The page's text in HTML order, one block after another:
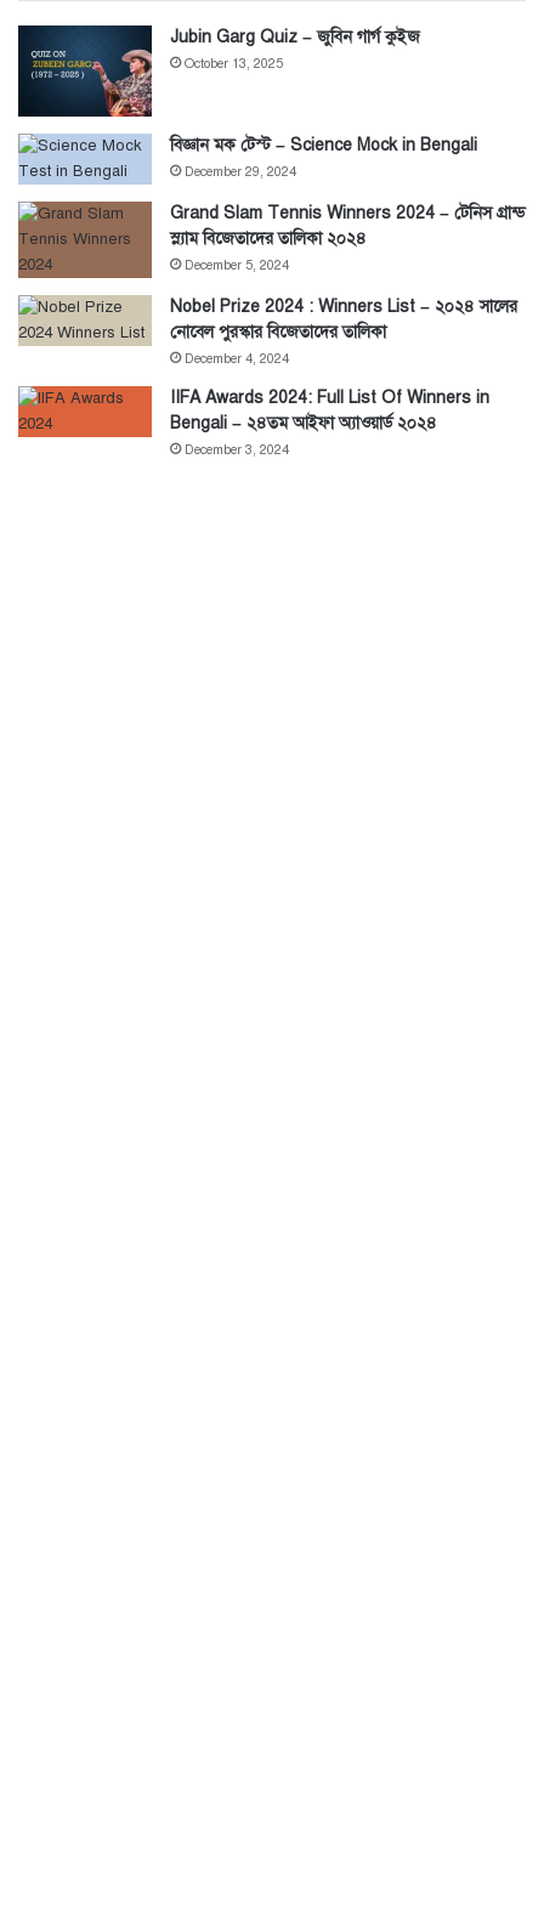
Jubin Garg Quiz – জুবিন গার্গ কুইজ
October 13, 2025
বিজ্ঞান মক টেস্ট – Science Mock in Bengali
December 29, 2024
Grand Slam Tennis Winners 2024 – টেনিস গ্রান্ড
স্ল্যাম বিজেতাদের তালিকা ২০২৪
December 5, 2024
Nobel Prize 2024 : Winners List – ২০২৪ সালের
নোবেল পুরস্কার বিজেতাদের তালিকা
December 4, 2024
IIFA Awards 2024: Full List Of Winners in
Bengali – ২৪তম আইফা অ্যাওয়ার্ড ২০২৪
December 3, 2024